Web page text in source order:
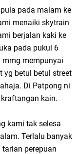
pada malam ke
menaiki skytrain
berjalan kaki ke
pada pukul 6
mmg mempunyai
yg betul betul street
Di Patpong ni
kain.
kami tak selesa
Terlalu banyak
perepuan